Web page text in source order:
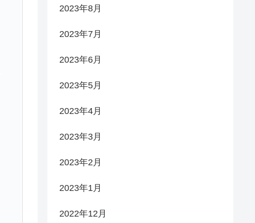
2023年8月
2023年7月
2023年6月
2023年5月
2023年4月
2023年3月
2023年2月
2023年1月
2022年12月